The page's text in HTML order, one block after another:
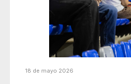
18 de mayo 2026